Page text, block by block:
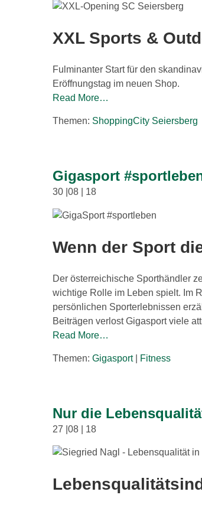
XXL Sports &
Fulminanter Start für den
Eröffnungstag im neuen Shop.
Read More…
Themen: ShoppingCity Seiersberg
Gigasport
30 |08 | 18
Wenn der Sport
Der österreichische Sporthändler
wichtige Rolle im Leben spielt. Im
persönlichen Sporterlebnissen
Beiträgen verlost Gigasport viele
Read More…
Themen:Gigasport| Fitness
Nur die
27 |08 | 18